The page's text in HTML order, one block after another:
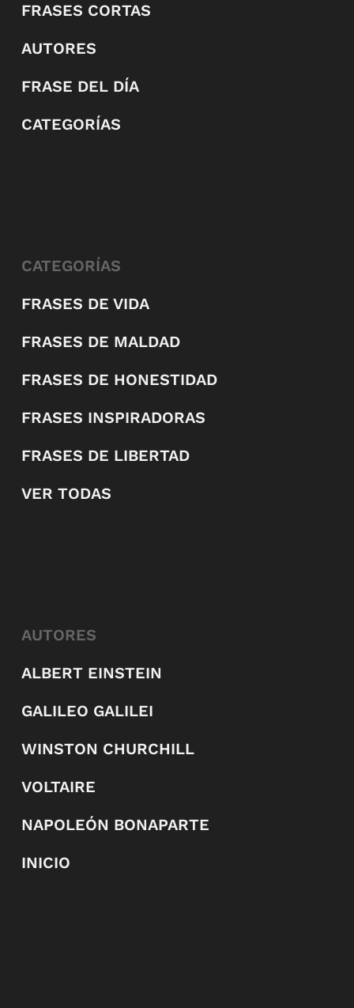
FRASES CORTAS
AUTORES
FRASE DEL DÍA
CATEGORÍAS
CATEGORÍAS
FRASES DE VIDA
FRASES DE MALDAD
FRASES DE HONESTIDAD
FRASES INSPIRADORAS
FRASES DE LIBERTAD
VER TODAS
AUTORES
ALBERT EINSTEIN
GALILEO GALILEI
WINSTON CHURCHILL
VOLTAIRE
NAPOLEÓN BONAPARTE
INICIO